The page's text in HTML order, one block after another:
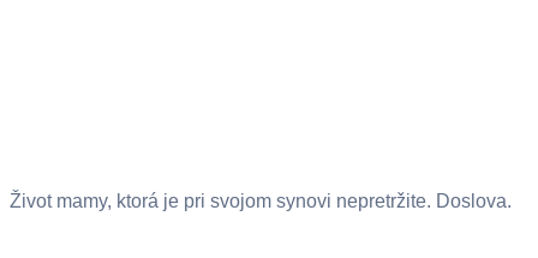
Život mamy, ktorá je pri svojom synovi nepretržite. Doslova.